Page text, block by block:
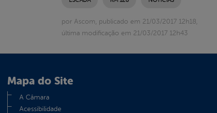
por Ascom, publicado em 21/03/2017 12h18,
última modificação em 21/03/2017 12h43
Mapa do Site
A Câmara
Acessibilidade